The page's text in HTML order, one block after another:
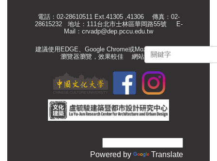
電話：02-28610511 Ext.41305 ,41306 傳真：02-
28615232 地址：111台北市士林區華岡路55號
E-
Mail： crvadp@dep.pccu.edu.tw
建議使用EDGE、Google Chrome或Mozilla Firefox等
瀏覽器瀏覽，效果較佳 網站管理
Powered by Translate